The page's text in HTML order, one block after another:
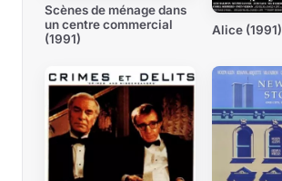
Scènes de ménage dans
un centre commercial
(1991)
Alice (1991)